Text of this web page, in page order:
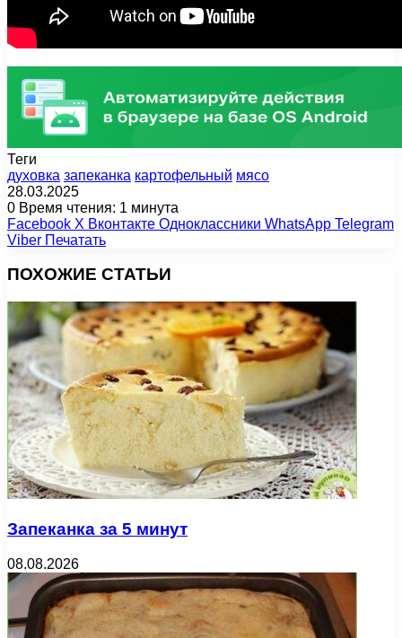
Теги
духовка запеканка картофельный мясо
28.03.2025
0 Время чтения: 1 минута
Facebook X Вконтакте Одноклассники WhatsApp Telegram
Viber Печатать
ПОХОЖИЕ СТАТЬИ
Запеканка за 5 минут
08.08.2026